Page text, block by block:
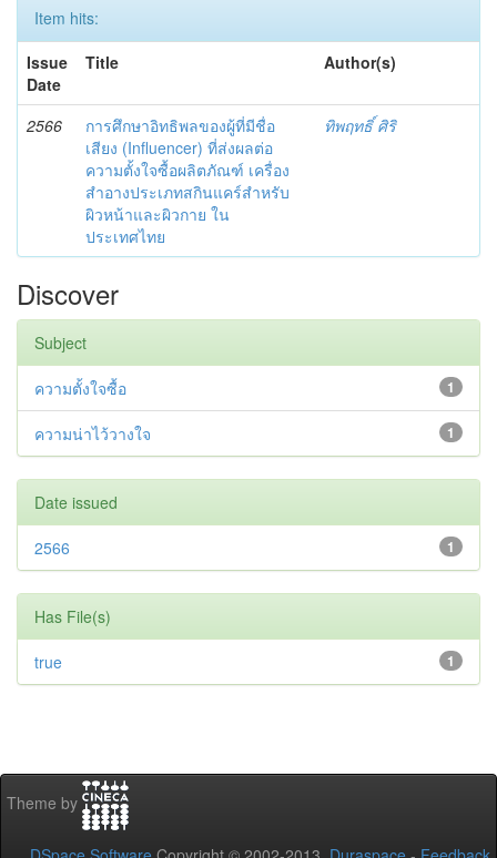
Item hits:
Issue
Date
Title Author(s)
2566
การศึกษาอิทธิพลของผู้ที่มีชื่อ
เสียง (Influencer) ที่ส่งผลต่อ
ความตั้งใจซื้อผลิตภัณฑ์ เครื่อง
สำอางประเภทสกินแคร์สำหรับ
ผิวหน้าและผิวกาย ใน
ประเทศไทย
ทิพฤทธิ์ ศิริ
Discover
Subject
1
ความตั้งใจซื้อ
1
ความน่าไว้วางใจ
Date issued
1
2566
Has File(s)
1
true
Theme by